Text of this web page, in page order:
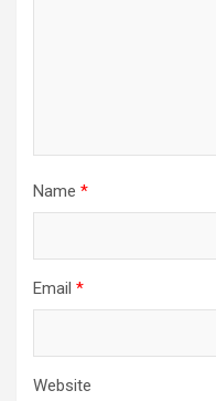
Name *
Email *
Website